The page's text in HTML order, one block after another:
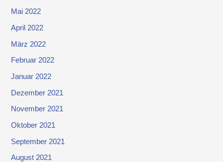
Mai 2022
April 2022
März 2022
Februar 2022
Januar 2022
Dezember 2021
November 2021
Oktober 2021
September 2021
August 2021